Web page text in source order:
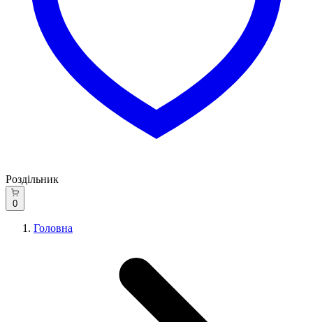
Роздільник
0
Головна